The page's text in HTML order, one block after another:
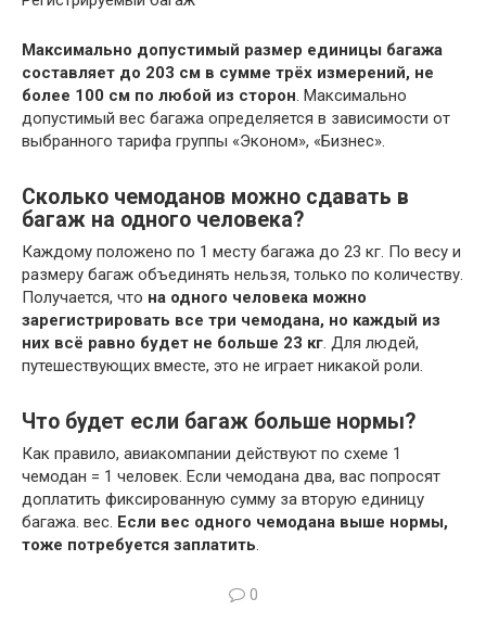
Максимально допустимый размер единицы багажа
составляет до 203 см в сумме трёх измерений, не
более 100 см по любой из сторон. Максимально
допустимый вес багажа определяется в зависимости от
выбранного тарифа группы «Эконом», «Бизнес».
Сколько чемоданов можно сдавать в
багаж на одного человека?
Каждому положено по 1 месту багажа до 23 кг. По весу и
размеру багаж объединять нельзя, только по количеству.
Получается, что на одного человека можно
зарегистрировать все три чемодана, но каждый из
них всё равно будет не больше 23 кг. Для людей,
путешествующих вместе, это не играет никакой роли.
Что будет если багаж больше нормы?
Как правило, авиакомпании действуют по схеме 1
чемодан = 1 человек. Если чемодана два, вас попросят
доплатить фиксированную сумму за вторую единицу
багажа. вес. Если вес одного чемодана выше нормы,
тоже потребуется заплатить.
0